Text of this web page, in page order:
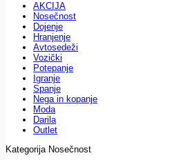
AKCIJA
Nosečnost
Dojenje
Hranjenje
Avtosedeži
Vozički
Potepanje
Igranje
Spanje
Nega in kopanje
Moda
Darila
Outlet
Kategorija Nosečnost